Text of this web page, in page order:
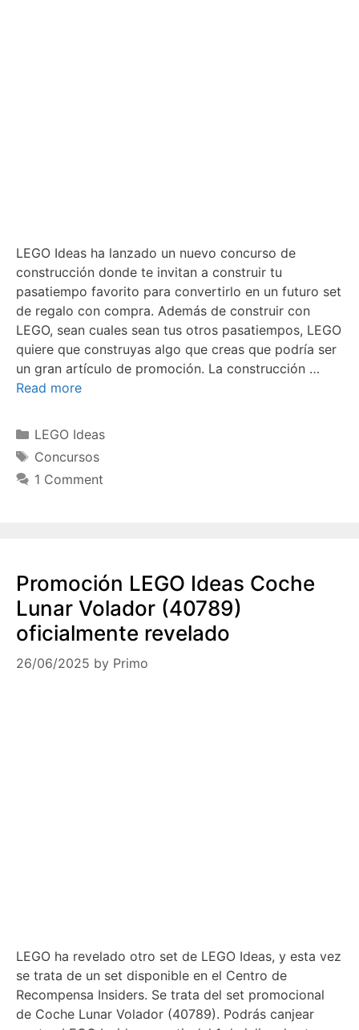
LEGO Ideas ha lanzado un nuevo concurso de
construcción donde te invitan a construir tu
pasatiempo favorito para convertirlo en un futuro set
de regalo con compra. Además de construir con
LEGO, sean cuales sean tus otros pasatiempos, LEGO
quiere que construyas algo que creas que podría ser
un gran artículo de promoción. La construcción …
Read more
Categories
LEGO Ideas
Tags
Concursos
1 Comment
Promoción LEGO Ideas Coche
Lunar Volador (40789)
oficialmente revelado
26/06/2025 by Primo
LEGO ha revelado otro set de LEGO Ideas, y esta vez
se trata de un set disponible en el Centro de
Recompensa Insiders. Se trata del set promocional
de Coche Lunar Volador (40789). Podrás canjear